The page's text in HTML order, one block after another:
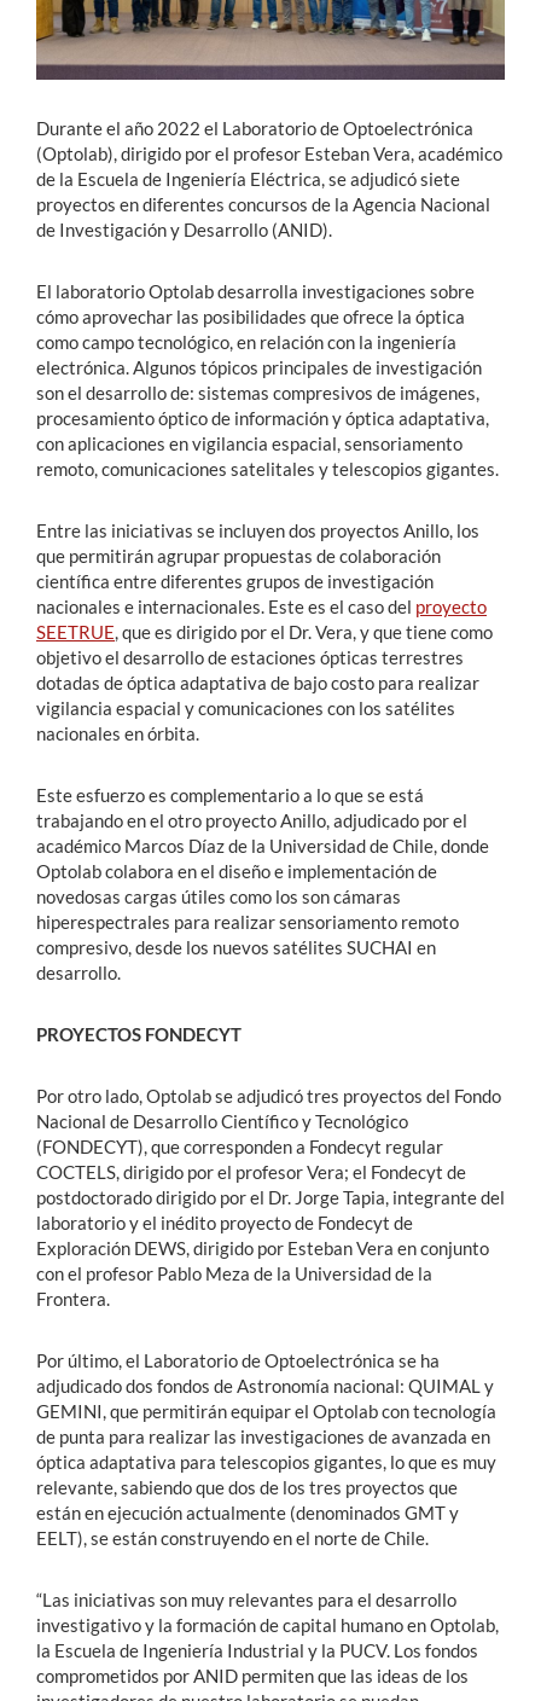
Durante el año 2022 el Laboratorio de Optoelectrónica
(Optolab), dirigido por el profesor Esteban Vera, académico
de la Escuela de Ingeniería Eléctrica, se adjudicó siete
proyectos en diferentes concursos de la Agencia Nacional
de Investigación y Desarrollo (ANID).
El laboratorio Optolab desarrolla investigaciones sobre
cómo aprovechar las posibilidades que ofrece la óptica
como campo tecnológico, en relación con la ingeniería
electrónica. Algunos tópicos principales de investigación
son el desarrollo de: sistemas compresivos de imágenes,
procesamiento óptico de información y óptica adaptativa,
con aplicaciones en vigilancia espacial, sensoriamento
remoto, comunicaciones satelitales y telescopios gigantes.
Entre las iniciativas se incluyen dos proyectos Anillo, los
que permitirán agrupar propuestas de colaboración
científica entre diferentes grupos de investigación
nacionales e internacionales. Este es el caso del proyecto
SEETRUE , que es dirigido por el Dr. Vera, y que tiene como
objetivo el desarrollo de estaciones ópticas terrestres
dotadas de óptica adaptativa de bajo costo para realizar
vigilancia espacial y comunicaciones con los satélites
nacionales en órbita.
Este esfuerzo es complementario a lo que se está
trabajando en el otro proyecto Anillo, adjudicado por el
académico Marcos Díaz de la Universidad de Chile, donde
Optolab colabora en el diseño e implementación de
novedosas cargas útiles como los son cámaras
hiperespectrales para realizar sensoriamento remoto
compresivo, desde los nuevos satélites SUCHAI en
desarrollo.
PROYECTOS FONDECYT
Por otro lado, Optolab se adjudicó tres proyectos del Fondo
Nacional de Desarrollo Científico y Tecnológico
(FONDECYT), que corresponden a Fondecyt regular
COCTELS, dirigido por el profesor Vera; el Fondecyt de
postdoctorado dirigido por el Dr. Jorge Tapia, integrante del
laboratorio y el inédito proyecto de Fondecyt de
Exploración DEWS, dirigido por Esteban Vera en conjunto
con el profesor Pablo Meza de la Universidad de la
Frontera.
Por último, el Laboratorio de Optoelectrónica se ha
adjudicado dos fondos de Astronomía nacional: QUIMAL y
GEMINI, que permitirán equipar el Optolab con tecnología
de punta para realizar las investigaciones de avanzada en
óptica adaptativa para telescopios gigantes, lo que es muy
relevante, sabiendo que dos de los tres proyectos que
están en ejecución actualmente (denominados GMT y
EELT), se están construyendo en el norte de Chile.
“Las iniciativas son muy relevantes para el desarrollo
investigativo y la formación de capital humano en Optolab,
la Escuela de Ingeniería Industrial y la PUCV. Los fondos
comprometidos por ANID permiten que las ideas de los